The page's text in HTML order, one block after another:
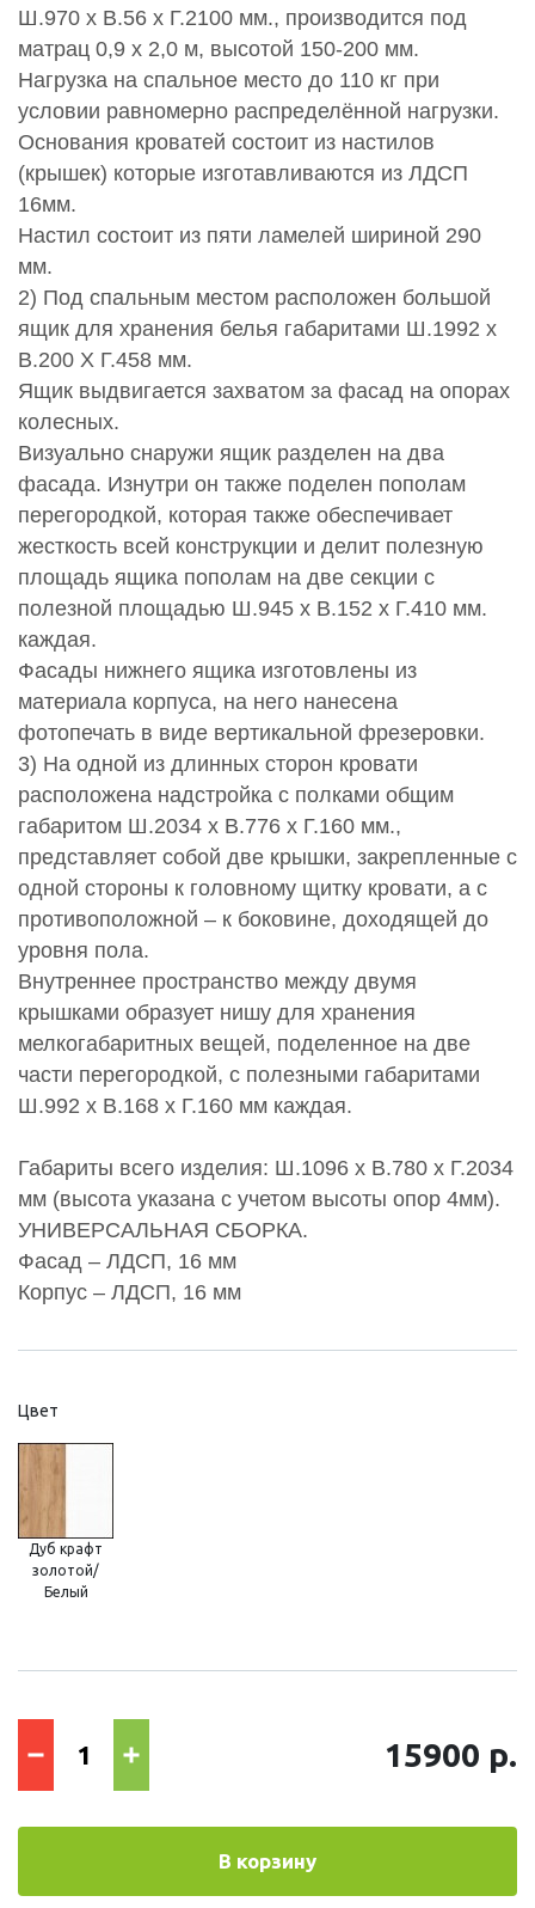
Ш.970 х В.56 х Г.2100 мм., производится под
матрац 0,9 х 2,0 м, высотой 150-200 мм.
Нагрузка на спальное место до 110 кг при
условии равномерно распределённой нагрузки.
Основания кроватей состоит из настилов
(крышек) которые изготавливаются из ЛДСП
16мм.
Настил состоит из пяти ламелей шириной 290
мм.
2) Под спальным местом расположен большой
ящик для хранения белья габаритами Ш.1992 х
В.200 Х Г.458 мм.
Ящик выдвигается захватом за фасад на опорах
колесных.
Визуально снаружи ящик разделен на два
фасада. Изнутри он также поделен пополам
перегородкой, которая также обеспечивает
жесткость всей конструкции и делит полезную
площадь ящика пополам на две секции с
полезной площадью Ш.945 х В.152 х Г.410 мм.
каждая.
Фасады нижнего ящика изготовлены из
материала корпуса, на него нанесена
фотопечать в виде вертикальной фрезеровки.
3) На одной из длинных сторон кровати
расположена надстройка с полками общим
габаритом Ш.2034 х В.776 х Г.160 мм.,
представляет собой две крышки, закрепленные с
одной стороны к головному щитку кровати, а с
противоположной – к боковине, доходящей до
уровня пола.
Внутреннее пространство между двумя
крышками образует нишу для хранения
мелкогабаритных вещей, поделенное на две
части перегородкой, с полезными габаритами
Ш.992 х В.168 х Г.160 мм каждая.
Габариты всего изделия: Ш.1096 х В.780 х Г.2034
мм (высота указана с учетом высоты опор 4мм).
УНИВЕРСАЛЬНАЯ СБОРКА.
Фасад – ЛДСП, 16 мм
Корпус – ЛДСП, 16 мм
Цвет
Дуб крафт
золотой/
Белый
15900 р.
В корзину